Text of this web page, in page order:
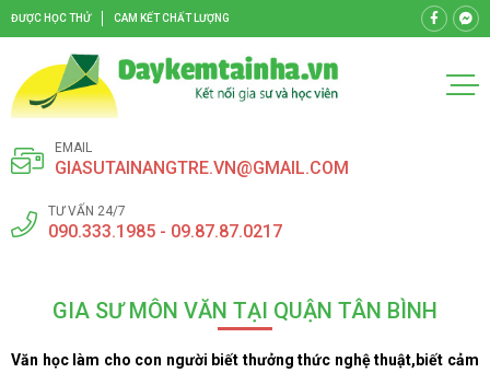
ĐƯỢC HỌC THỬ CAM KẾT CHẤT LƯỢNG
EMAIL
GIASUTAINANGTRE.VN@GMAIL.COM
TƯ VẤN 24/7
090.333.1985 - 09.87.87.0217
GIA SƯ MÔN VĂN TẠI QUẬN TÂN BÌNH
Văn học làm cho con người biết thưởng thức nghệ thuật,biết cảm